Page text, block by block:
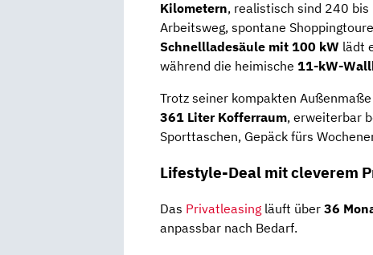
Kilometern, realistisch sind 240
Arbeitsweg, spontane
Schnellladesäule mit 100 kW lädt
während die heimische 11-kW-
Trotz seiner kompakten
361 Liter Kofferraum, erweiterbar
Sporttaschen, Gepäck fürs
Lifestyle-Deal mit cleverem
Das Privatleasing läuft über 36
anpassbar nach Bedarf.